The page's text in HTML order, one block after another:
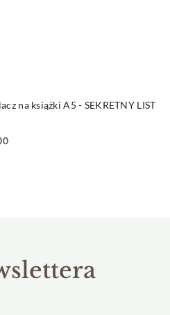
na książki A5 - SEKRETNY LIST